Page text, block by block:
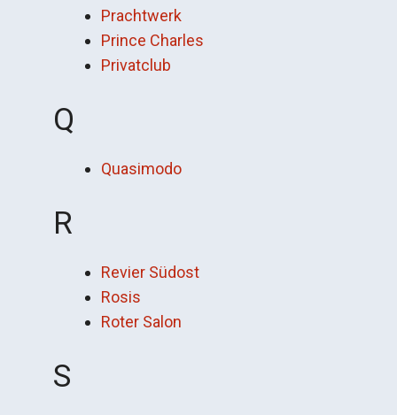
Prachtwerk
Prince Charles
Privatclub
Q
Quasimodo
R
Revier Südost
Rosis
Roter Salon
S